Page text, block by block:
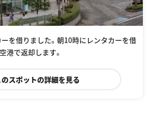
を借りました。朝10時にレンタカーを借
港で返却します。
のスポットの詳細を見る